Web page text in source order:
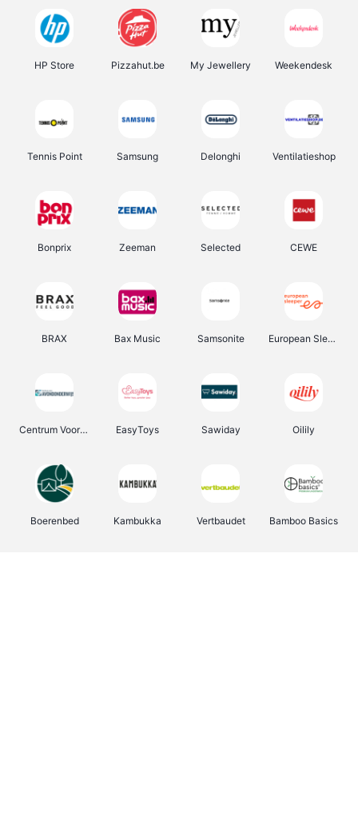
HP Store Pizzahut.be My Jewellery Weekendesk
Tennis Point Samsung Delonghi Ventilatieshop
Bonprix Zeeman Selected CEWE
BRAX Bax Music Samsonite European Sleeper
Centrum Voor Avondonderwijs EasyToys Sawiday Oilily
Boerenbed Kambukka Vertbaudet Bamboo Basics